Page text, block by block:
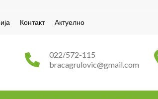
Контакт Актуелно
022/572-115
bracagrulovic@gmail.com